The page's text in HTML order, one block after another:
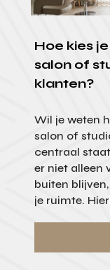
Hoe kies
salon of
klanten?
Wil je weten
salon of
centraal
er niet alleen
buiten
je ruimte.